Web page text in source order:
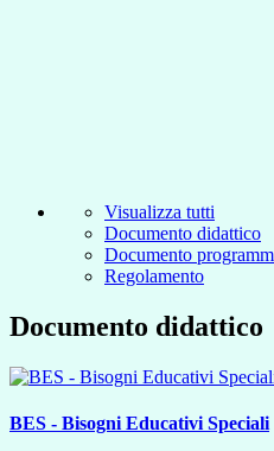
Visualizza tutti
Documento didattico
Documento
Regolamento
Documento didattico
BES - Bisogni Educativi Speciali